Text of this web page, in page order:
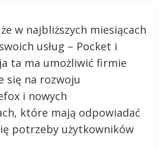
że w najbliższych miesiącach
usług – Pocket i
ta ma umożliwić firmie
się na rozwoju
i nowych
które mają odpowiadać
potrzeby użytkowników